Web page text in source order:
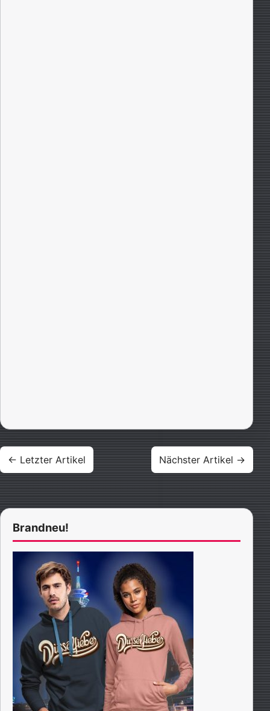
Beitragsnavigation
← Letzter Artikel Nächster Artikel →
Brandneu!